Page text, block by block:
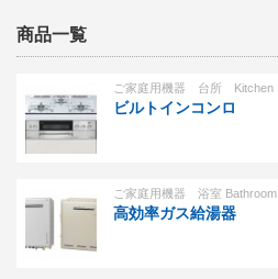
商品一覧
ご家庭用機器 台所 Kitchen
ビルトインコンロ
ご家庭用機器 浴室 Bathroom
高効率ガス給湯器